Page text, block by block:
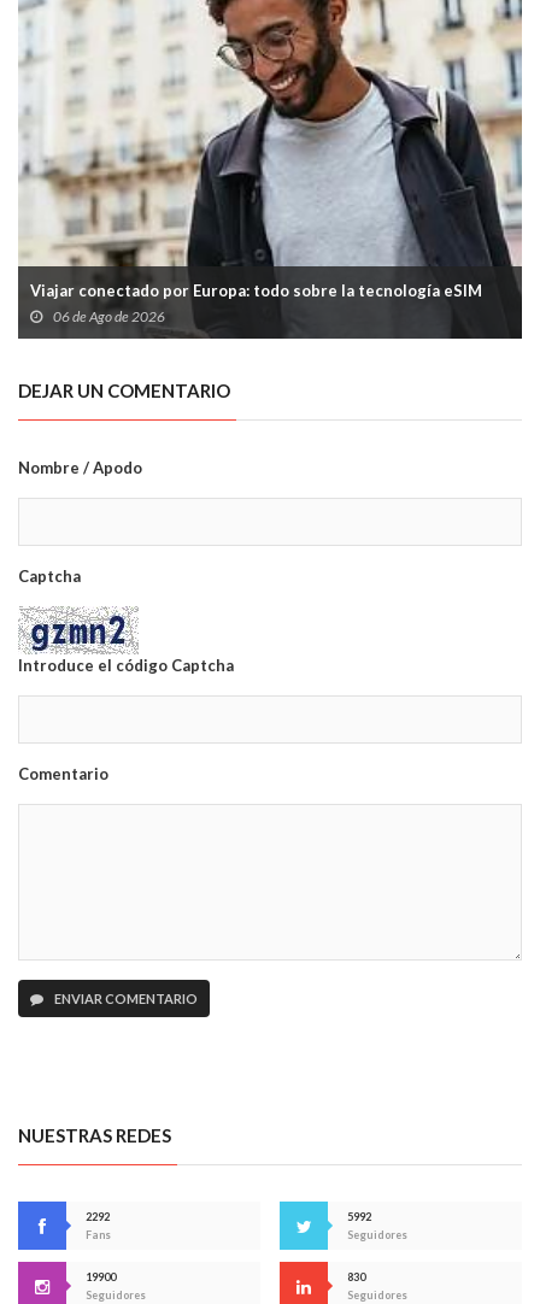
Viajar conectado por Europa: todo sobre la tecnología eSIM
06 de Ago de 2026
DEJAR UN COMENTARIO
Nombre / Apodo
Captcha
Introduce el código Captcha
Comentario
ENVIAR COMENTARIO
NUESTRAS REDES
2292
Fans
5992
Seguidores
19900
Seguidores
830
Seguidores